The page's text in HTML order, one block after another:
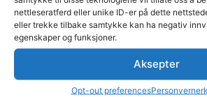
nettleseratferd eller unike ID-er på dette
eller trekke tilbake samtykke kan ha negativ
egenskaper og funksjoner.
Aksepter
Opt-out preferences